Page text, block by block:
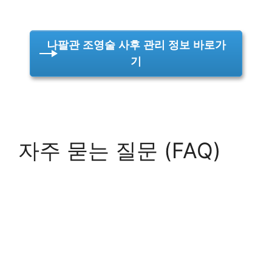
나팔관 조영술 사후 관리 정보 바로가
기
자주 묻는 질문 (FAQ)